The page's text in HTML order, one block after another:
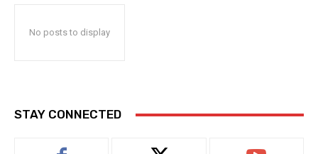
No posts to display
STAY CONNECTED